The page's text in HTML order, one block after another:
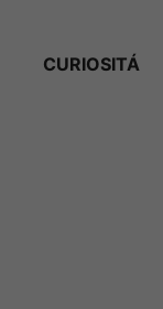
CURIOSITÁ